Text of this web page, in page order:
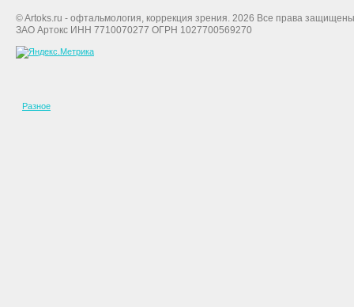
© Artoks.ru - офтальмология, коррекция зрения. 2026 Все права
ЗАО Артокс ИНН 7710070277 ОГРН 1027700569270
Разное